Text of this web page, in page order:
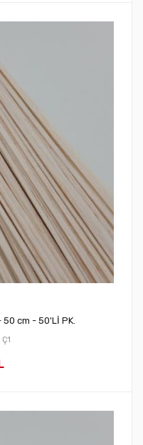
cm - 50'Lİ PK.